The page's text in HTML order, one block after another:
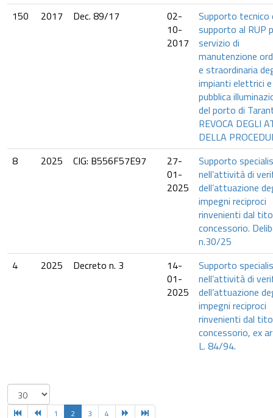
150
2017 Dec. 89/17
02-
10-
2017
Supporto tecnico
supporto al RUP
servizio di
manutenzione
e straordinaria
impianti elettrici
pubblica
del porto di
REVOCA DEGLI
DELLA
8
2025 CIG: B556F57E97
27-
01-
2025
Supporto
nell’attività di
dell’attuazione
impegni reciproci
rinvenienti dal
concessorio.
n.30/25
4
2025 Decreto n. 3
14-
01-
2025
Supporto
nell’attività di
dell’attuazione
impegni reciproci
rinvenienti dal
concessorio, ex
L. 84/94.
1 2 3 4